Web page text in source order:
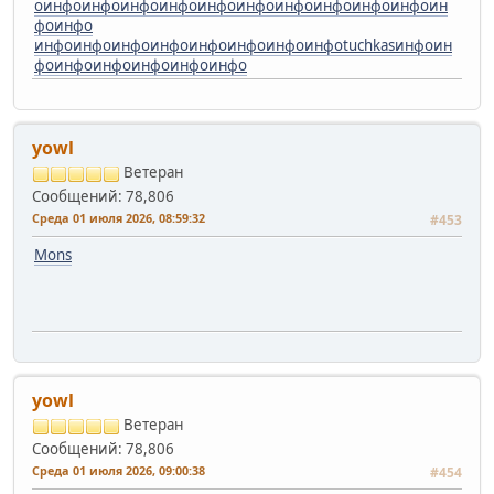
оинфоинфоинфоинфоинфоинфоинфоинфоинфоинфоин
фоинфо
инфоинфоинфоинфоинфоинфоинфоинфоtuchkasинфоин
фоинфоинфоинфоинфоинфо
yowl
Ветеран
Сообщений: 78,806
Среда 01 июля 2026, 08:59:32 #453
Mons
yowl
Ветеран
Сообщений: 78,806
Среда 01 июля 2026, 09:00:38 #454